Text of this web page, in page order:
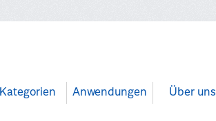
Kategorien Anwendungen Über uns